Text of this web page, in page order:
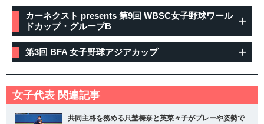
カーネクスト presents 第9回 WBSC女子野球ワール
ドカップ・グループB
第3回 BFA 女子野球アジアカップ
女子代表 関連記事
共同主将を務める只埜榛奈と英菜々子がプレーや姿勢で